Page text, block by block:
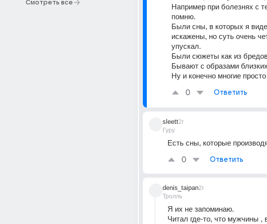
Смотреть все
Например при болезнях с
помню.
Были сны, в которых я
искажены, но суть очень
упускал.
Были сюжеты как из
Бывают с образами
Ну и конечно многие
0 Ответить
sleett
Гуру
2г
Есть сны, которые
0 Ответить
denis_taipan
Тролль
2г
Я их не запоминаю.
Читал где-то, что мужчины